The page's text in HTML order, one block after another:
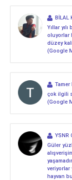
BİLAL
Yıllar
oluyorlar
düzey
(Google
Tamer
çok ilgili
(Google
YSNR
Güler
veriyorlar
hayvan